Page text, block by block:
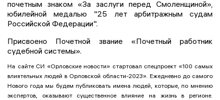
почетным знаком «За заслуги перед Смоленщиной»,
юбилейной медалью "25 лет арбитражным судам
Российской Федерации".
Присвоено Почетной звание «Почетный работник
судебной системы».
На сайте СИ «Орловские новости» стартовал спецпроект «100 самых
влиятельных людей в Орловской области-2023». Ежедневно до самого
Нового года мы будем публиковать имена людей, которые, по мнению
экспертов, оказывают существенное влияние на жизнь в регионе.